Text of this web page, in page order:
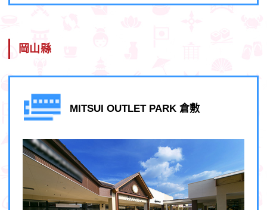
岡山縣
MITSUI OUTLET PARK 倉敷